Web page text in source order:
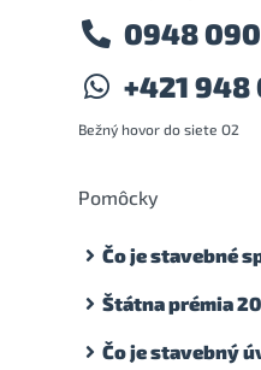
0948
+421 948
Bežný hovor do siete O2
Pomôcky
Čo je stavebné
Štátna prémia
Čo je stavebný